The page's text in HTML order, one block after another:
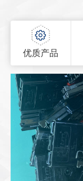
优质产品